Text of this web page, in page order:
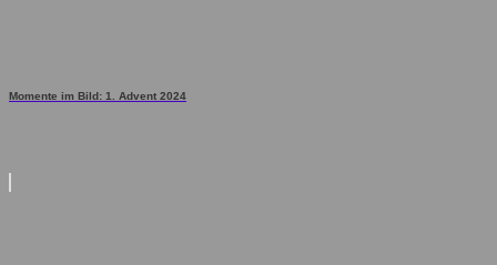
Momente im Bild: 1. Advent 2024